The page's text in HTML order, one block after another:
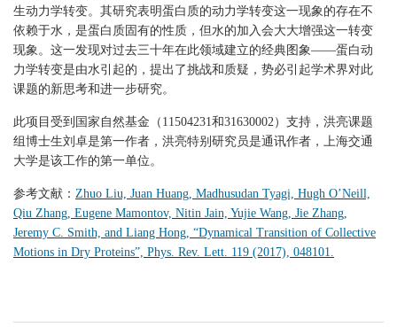
生动力学转变。其研究表明蛋白质的动力学转变这一现象的存在不
依赖于水，是蛋白质固有的性质，但水的加入会大大增强这一转变
现象。这一发现对过去三十年在此领域建立的经典图象——蛋白动
力学转变是由水引起的，提出了挑战和质疑，势必引起学术界对此
课题的新思考和进一步研究。
此项目受到国家自然基金（11504231和31630002）支持，洪亮课题
组博士生刘卓是第一作者，洪亮特别研究员是通讯作者，上海交通
大学是该工作的第一单位。
参考文献： Zhuo Liu, Juan Huang, Madhusudan Tyagi, Hugh O’Neill,
Qiu Zhang, Eugene Mamontov, Nitin Jain, Yujie Wang, Jie Zhang,
Jeremy C. Smith, and Liang Hong, “Dynamical Transition of Collective
Motions in Dry Proteins”, Phys. Rev. Lett. 119 (2017), 048101.